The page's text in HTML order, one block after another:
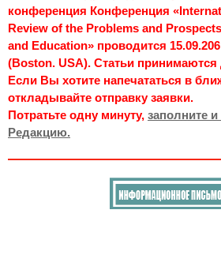
конференция Конференция
Review of the Problems and
and Education» проводится
(Boston. USA). Статьи принимаются
Если Вы хотите напечататься в
откладывайте отправку заявки.
Потратьте одну минуту, заполните и
Редакцию.